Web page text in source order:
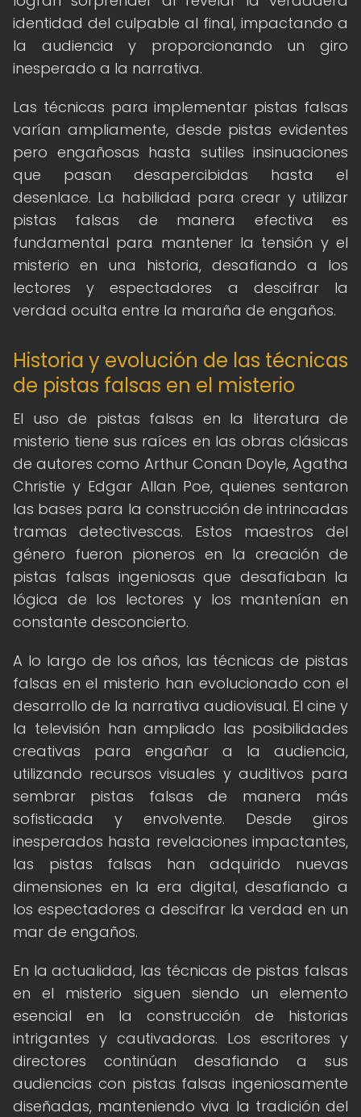
identidad del culpable al final, impactando a
la audiencia y proporcionando un giro
inesperado a la narrativa.
Las técnicas para implementar pistas falsas
varían ampliamente, desde pistas evidentes
pero engañosas hasta sutiles insinuaciones
que pasan desapercibidas hasta el
desenlace. La habilidad para crear y utilizar
pistas falsas de manera efectiva es
fundamental para mantener la tensión y el
misterio en una historia, desafiando a los
lectores y espectadores a descifrar la
verdad oculta entre la maraña de engaños.
Historia y evolución de las técnicas
de pistas falsas en el misterio
El uso de pistas falsas en la literatura de
misterio tiene sus raíces en las obras clásicas
de autores como Arthur Conan Doyle, Agatha
Christie y Edgar Allan Poe, quienes sentaron
las bases para la construcción de intrincadas
tramas detectivescas. Estos maestros del
género fueron pioneros en la creación de
pistas falsas ingeniosas que desafiaban la
lógica de los lectores y los mantenían en
constante desconcierto.
A lo largo de los años, las técnicas de pistas
falsas en el misterio han evolucionado con el
desarrollo de la narrativa audiovisual. El cine y
la televisión han ampliado las posibilidades
creativas para engañar a la audiencia,
utilizando recursos visuales y auditivos para
sembrar pistas falsas de manera más
sofisticada y envolvente. Desde giros
inesperados hasta revelaciones impactantes,
las pistas falsas han adquirido nuevas
dimensiones en la era digital, desafiando a
los espectadores a descifrar la verdad en un
mar de engaños.
En la actualidad, las técnicas de pistas falsas
en el misterio siguen siendo un elemento
esencial en la construcción de historias
intrigantes y cautivadoras. Los escritores y
directores continúan desafiando a sus
audiencias con pistas falsas ingeniosamente
diseñadas, manteniendo viva la tradición del